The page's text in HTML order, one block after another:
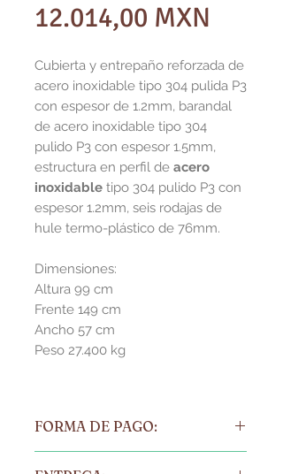
12.014,00 MXN
Cubierta y entrepaño reforzada de
acero inoxidable tipo 304 pulida P3
con espesor de 1.2mm, barandal
de acero inoxidable tipo 304
pulido P3 con espesor 1.5mm,
estructura en perfil de acero
inoxidable tipo 304 pulido P3 con
espesor 1.2mm, seis rodajas de
hule termo-plástico de 76mm.
Dimensiones:
Altura 99 cm
Frente 149 cm
Ancho 57 cm
Peso 27.400 kg
FORMA DE PAGO: